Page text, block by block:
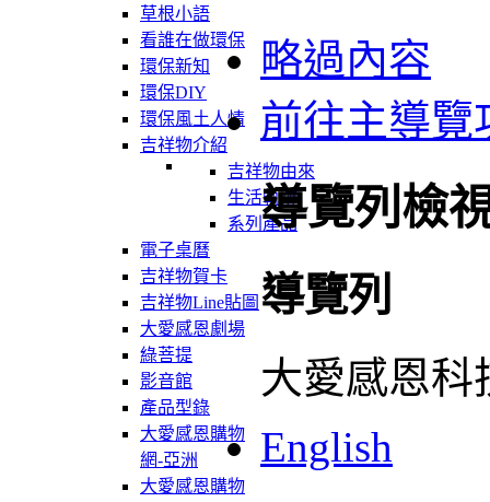
草根小語
看誰在做環保
環保新知
環保DIY
環保風土人情
吉祥物介紹
吉祥物由來
生活軌跡
系列產品
電子桌曆
吉祥物賀卡
吉祥物Line貼圖
大愛感恩劇場
綠菩提
影音館
產品型錄
大愛感恩購物
網-亞洲
大愛感恩購物
略過內容
前往主導覽
導覽列檢
導覽列
大愛感恩科
English